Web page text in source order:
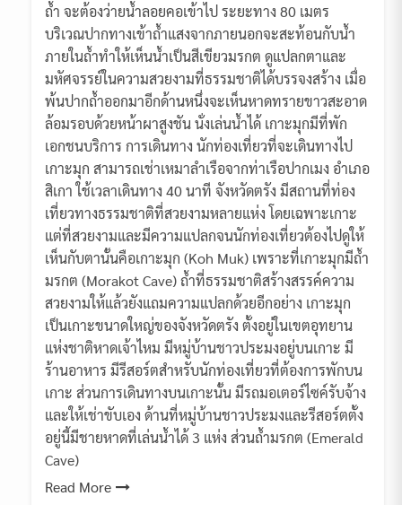
ถ้ำ จะต้องว่ายน้ำลอยคอเข้าไป ระยะทาง 80 เมตร
บริเวณปากทางเข้าถ้ำแสงจากภายนอกจะสะท้อนกับน้ำ
ภายในถ้ำทำให้เห็นน้ำเป็นสีเขียวมรกต ดูแปลกตาและ
มหัศจรรย์ในความสวยงามที่ธรรมชาติได้บรรจงสร้าง เมื่อ
พ้นปากถ้ำออกมาอีกด้านหนึ่งจะเห็นหาดทรายขาวสะอาด
ล้อมรอบด้วยหน้าผาสูงชัน นั่งเล่นน้ำได้ เกาะมุกมีที่พัก
เอกชนบริการ การเดินทาง นักท่องเที่ยวที่จะเดินทางไป
เกาะมุก สามารถเช่าเหมาลำเรือจากท่าเรือปากเมง อำเภอ
สิเกา ใช้เวลาเดินทาง 40 นาที จังหวัดตรัง มีสถานที่ท่อง
เที่ยวทางธรรมชาติที่สวยงามหลายแห่ง โดยเฉพาะเกาะ
แต่ที่สวยงามและมีความแปลกจนนักท่องเที่ยวต้องไปดูให้
เห็นกับตานั้นคือเกาะมุก (Koh Muk) เพราะที่เกาะมุกมีถ้ำ
มรกต (Morakot Cave) ถ้ำที่ธรรมชาติสร้างสรรค์ความ
สวยงามให้แล้วยังแถมความแปลกด้วยอีกอย่าง เกาะมุก
เป็นเกาะขนาดใหญ่ของจังหวัดตรัง ตั้งอยู่ในเขตอุทยาน
แห่งชาติหาดเจ้าไหม มีหมู่บ้านชาวประมงอยู่บนเกาะ มี
ร้านอาหาร มีรีสอร์ตสำหรับนักท่องเที่ยวที่ต้องการพักบน
เกาะ ส่วนการเดินทางบนเกาะนั้น มีรถมอเตอร์ไซค์รับจ้าง
และให้เช่าขับเอง ด้านที่หมู่บ้านชาวประมงและรีสอร์ตตั้ง
อยู่นี้มีชายหาดที่เล่นน้ำได้ 3 แห่ง ส่วนถ้ำมรกต (Emerald
Cave)
Read More